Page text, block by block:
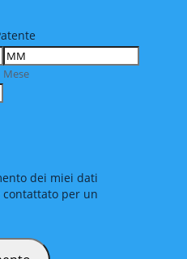
Mese
dei miei dati
contattato per un